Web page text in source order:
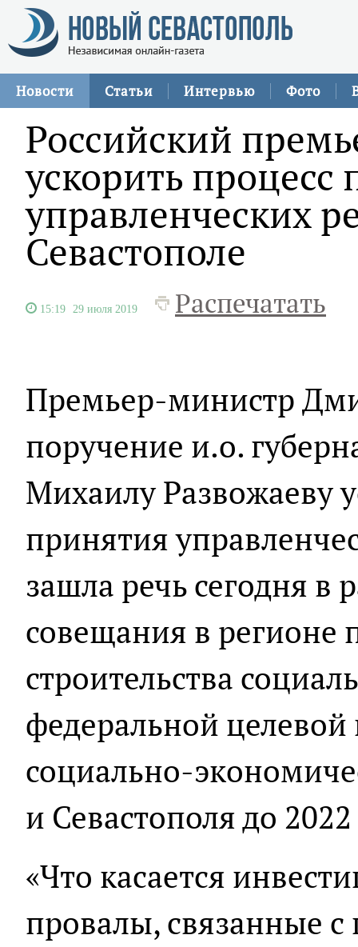
Новости Статьи Интервью Фото
Российский
ускорить процесс
управленческих
Севастополе
15:19 29 июля 2019 Распечатать
Премьер-министр
поручение и.о.
Михаилу Развожаеву
принятия
зашла речь сегодня в
совещания в регионе
строительства
федеральной
социально-
и Севастополя до
«Что касается
провалы, связанные с